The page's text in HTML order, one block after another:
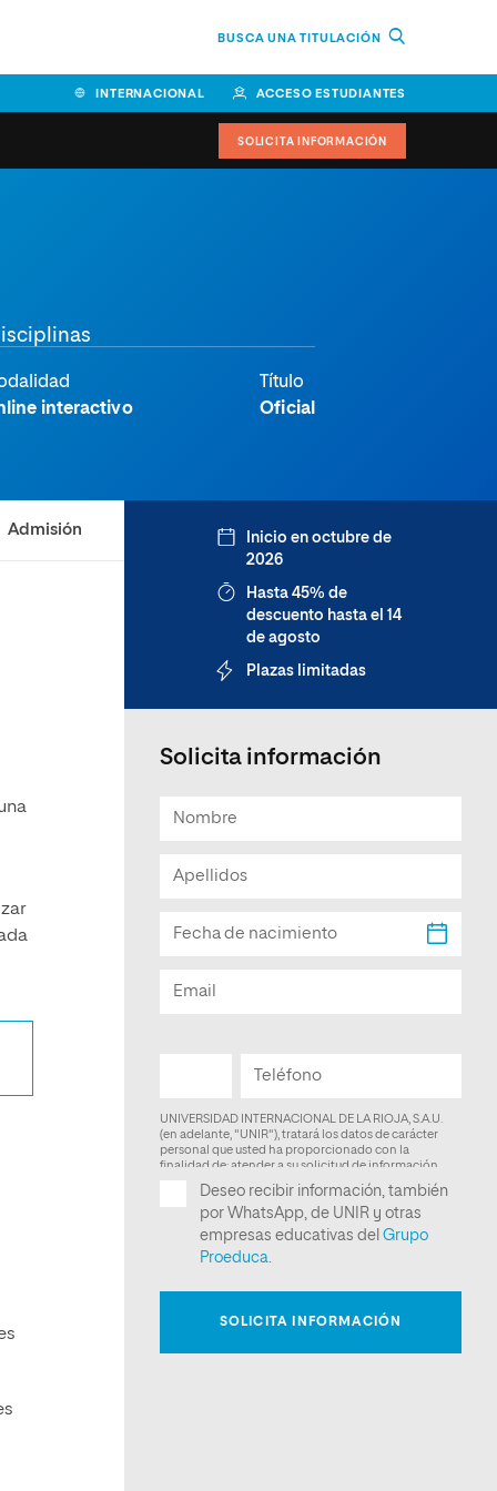
BUSCA UNA TITULACIÓN
INTERNACIONAL ACCESO ESTUDIANTES
Salud
Facultad de Economía y
Facultad de Artes y Ciencias
SOLICITA INFORMACIÓN
interactivo
Título
Oficial
Admisión
Inicio en octubre de
2026
Hasta 45% de
descuento hasta el 14
de agosto
Plazas limitadas
Solicita información